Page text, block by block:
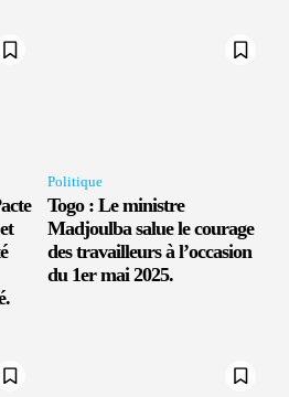
Politique
Togo : Le ministre
Madjoulba salue le courage
des travailleurs à l’occasion
du 1er mai 2025.